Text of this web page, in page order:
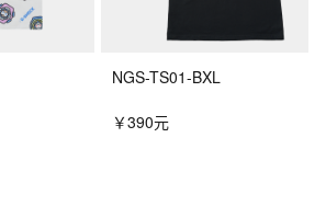
NGS-TS01-BXL
￥390元